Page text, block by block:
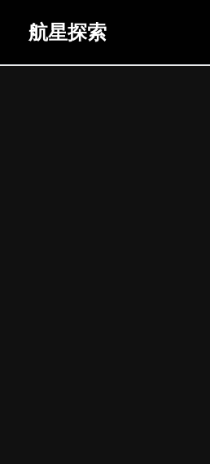
容
航星探索
首页
航天教具课程
3U卫星教具（科学卫星）